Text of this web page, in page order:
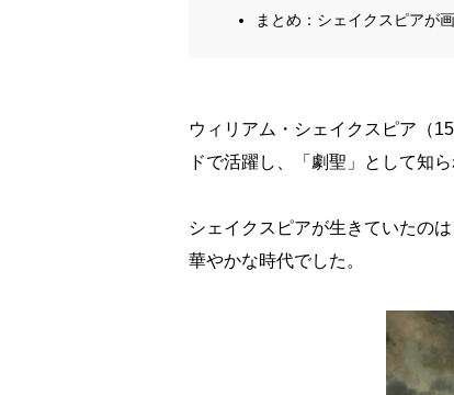
まとめ：シェイクスピアが
ウィリアム・シェイクスピア（
ドで活躍し、「劇聖」として知
シェイクスピアが生きていたの
華やかな時代でした。